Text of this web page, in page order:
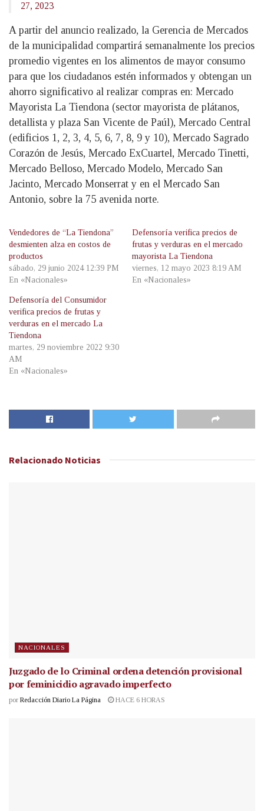
27, 2023
A partir del anuncio realizado, la Gerencia de Mercados
de la municipalidad compartirá semanalmente los precios
promedio vigentes en los alimentos de mayor consumo
para que los ciudadanos estén informados y obtengan un
ahorro significativo al realizar compras en: Mercado
Mayorista La Tiendona (sector mayorista de plátanos,
detallista y plaza San Vicente de Paúl), Mercado Central
(edificios 1, 2, 3, 4, 5, 6, 7, 8, 9 y 10), Mercado Sagrado
Corazón de Jesús, Mercado ExCuartel, Mercado Tinetti,
Mercado Belloso, Mercado Modelo, Mercado San
Jacinto, Mercado Monserrat y en el Mercado San
Antonio, sobre la 75 avenida norte.
Vendedores de “La Tiendona”
desmienten alza en costos de
productos
sábado, 29 junio 2024 12:39 PM
En «Nacionales»
Defensoría verifica precios de
frutas y verduras en el mercado
mayorista La Tiendona
viernes, 12 mayo 2023 8:19 AM
En «Nacionales»
Defensoría del Consumidor
verifica precios de frutas y
verduras en el mercado La
Tiendona
martes, 29 noviembre 2022 9:30
AM
En «Nacionales»
Relacionado Noticias
NACIONALES
Juzgado de lo Criminal ordena detención provisional
por feminicidio agravado imperfecto
por Redacción Diario La Página HACE 6 HORAS